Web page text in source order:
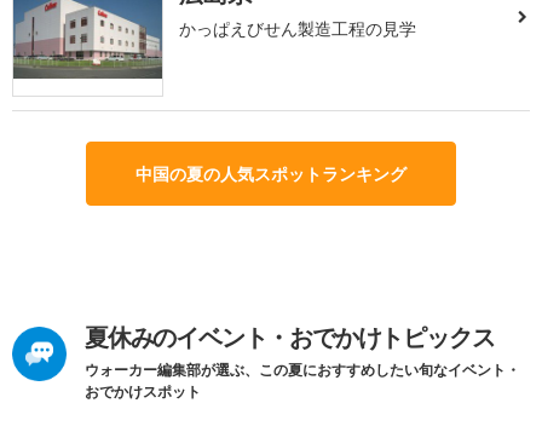
かっぱえびせん製造工程の見学
中国の夏の人気スポットランキング
夏休みのイベント・おでかけトピックス
ウォーカー編集部が選ぶ、この夏におすすめしたい旬なイベント・
おでかけスポット